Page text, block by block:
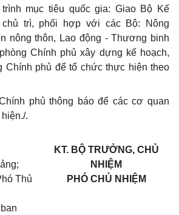
mục tiêu quốc gia: Giao Bộ Kế
trì, phối hợp với các Bộ: Nông
nông thôn, Lao động - Thương binh
Chính phủ xây dựng kế hoạch,
Chính phủ để tổ chức thực hiện theo
phủ thông báo để các cơ quan
.
Thủ
KT. BỘ TRƯỞNG, CHỦ
NHIỆM
PHÓ CHỦ NHIỆM